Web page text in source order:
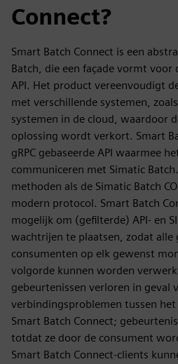
Connect?
Smart Batch Connect is een
Batch, die een façade vormt voor
API. Het product vereenvoudigt
met verschillende systemen,
systemen in de cloud, waardoor
oplossing wordt verkort. Smart
gRPC gebaseerde API waarmee
communiceren met Simatic
methoden als de Simatic Batch
modern protocol. Smart Batch
mogelijk om (gefilterde) API- en
wachtrijen te plaatsen, zodat alle
consumenten op elk gewenst
volgorde kunnen worden
gebeurtenissen verloren in geval
verbindingsproblemen tussen
Smart Batch Connect;
totdat ze door de consument
Smart Batch Connect-clients